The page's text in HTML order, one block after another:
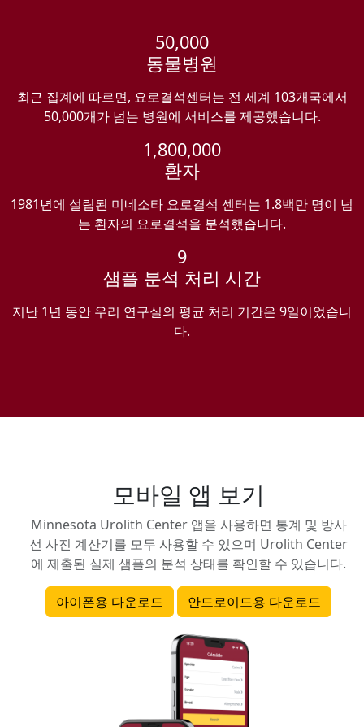
50,000
동물병원
최근 집계에 따르면, 요로결석센터는 전 세계 103개국에서
50,000개가 넘는 병원에 서비스를 제공했습니다.
1,800,000
환자
1981년에 설립된 미네소타 요로결석 센터는 1.8백만 명이 넘
는 환자의 요로결석을 분석했습니다.
9
샘플 분석 처리 시간
지난 1년 동안 우리 연구실의 평균 처리 기간은 9일이었습니
다.
모바일 앱 보기
Minnesota Urolith Center 앱을 사용하면 통계 및 방사
선 사진 계산기를 모두 사용할 수 있으며 Urolith Center
에 제출된 실제 샘플의 분석 상태를 확인할 수 있습니다.
아이폰용 다운로드 안드로이드용 다운로드